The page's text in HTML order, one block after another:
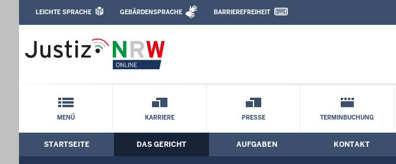
Amtsgericht Siegburg: Sitzungstermine
Leichte Sprache, Gebärdensprachenvideo und Kontaktformular
LEICHTE SPRACHE GEBÄRDENSPRACHE BARRIEREFREIHEIT
Schnellnavigation mit Volltext-Suche
MENÜ KARRIERE PRESSE TERMINBUCHUNG
Hauptmenü: Hauptnavigation
STARTSEITE DAS GERICHT AUFGABEN KONTAKT